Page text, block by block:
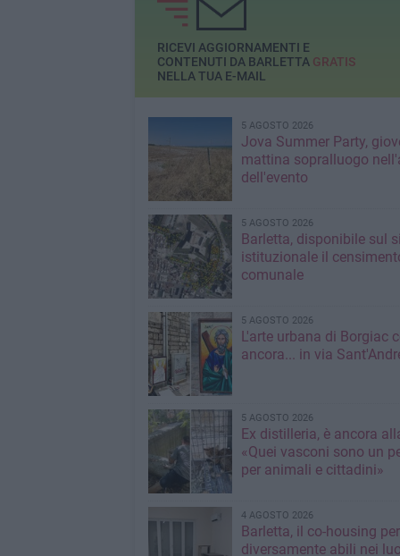
RICEVI AGGIORNAMENTI E
CONTENUTI DA BARLETTA GRATIS
NELLA TUA E-MAIL
5 AGOSTO 2026
Jova Summer Party,
mattina sopralluogo
dell'evento
5 AGOSTO 2026
Barletta, disponibile sul
istituzionale il
comunale
5 AGOSTO 2026
L'arte urbana di Borgiac
ancora... in via
5 AGOSTO 2026
Ex distilleria, è ancora
«Quei vasconi sono un
per animali e cittadini»
4 AGOSTO 2026
Barletta, il co-housing per
diversamente abili nei